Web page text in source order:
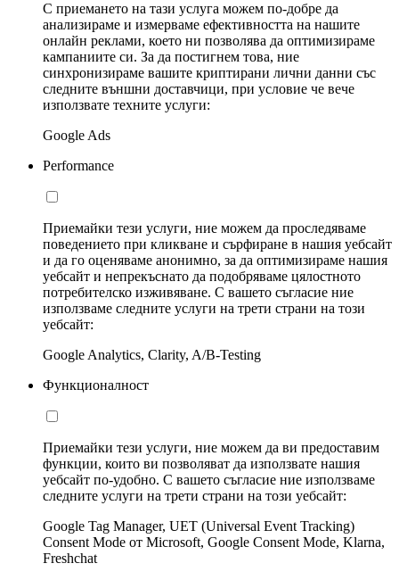
С приемането на тази услуга можем по-добре да
анализираме и измерваме ефективността на нашите
онлайн реклами, което ни позволява да оптимизираме
кампаниите си. За да постигнем това, ние
синхронизираме вашите криптирани лични данни със
следните външни доставчици, при условие че вече
използвате техните услуги:
Google Ads
Performance
Приемайки тези услуги, ние можем да проследяваме
поведението при кликване и сърфиране в нашия уебсайт
и да го оценяваме анонимно, за да оптимизираме нашия
уебсайт и непрекъснато да подобряваме цялостното
потребителско изживяване. С вашето съгласие ние
използваме следните услуги на трети страни на този
уебсайт:
Google Analytics, Clarity, A/B-Testing
Функционалност
Приемайки тези услуги, ние можем да ви предоставим
функции, които ви позволяват да използвате нашия
уебсайт по-удобно. С вашето съгласие ние използваме
следните услуги на трети страни на този уебсайт:
Google Tag Manager, UET (Universal Event Tracking)
Consent Mode от Microsoft, Google Consent Mode, Klarna,
Freshchat